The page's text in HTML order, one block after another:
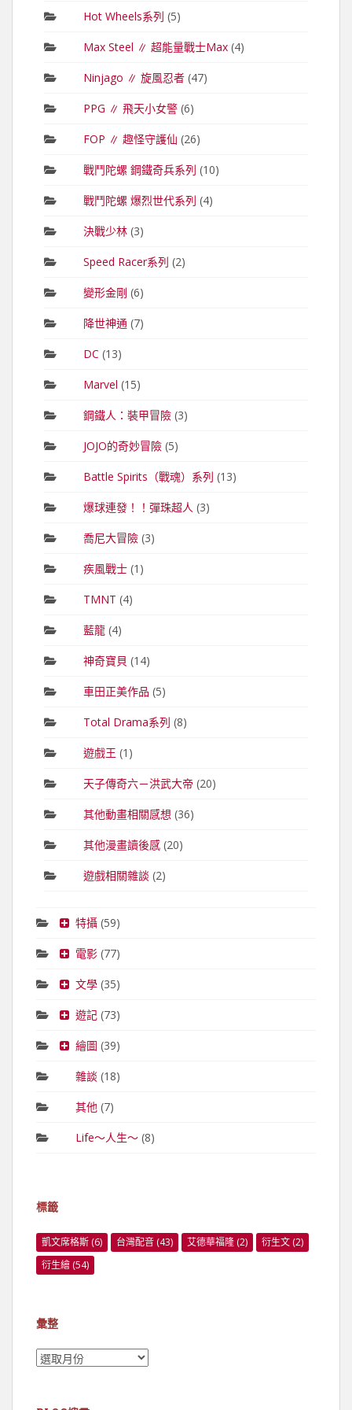
Hot Wheels系列 (5)
Max Steel ∥ 超能量戰士Max(4)
Ninjago ∥ 旋風忍者(47)
PPG ∥ 飛天小女警(6)
FOP ∥ 趣怪守護仙 (26)
戰鬥陀螺 鋼鐵奇兵系列 (10)
戰鬥陀螺 爆烈世代系列 (4)
決戰少林(3)
Speed Racer系列 (2)
變形金剛 (6)
降世神通 (7)
DC (13)
Marvel (15)
鋼鐵人：裝甲冒險(3)
JOJO的奇妙冒險(5)
Battle Spirits（戰魂）系列 (13)
爆球連發！！彈珠超人 (3)
喬尼大冒險(3)
疾風戰士(1)
TMNT (4)
藍龍(4)
神奇寶貝 (14)
車田正美作品 (5)
Total Drama系列 (8)
遊戲王 (1)
天子傳奇六－洪武大帝 (20)
其他動畫相關感想 (36)
其他漫畫讀後感(20)
遊戲相關雜談 (2)
特攝(59)
電影(77)
文學(35)
遊記(73)
繪圖 (39)
雜談 (18)
其他(7)
Life～人生～(8)
標籤
凱文席格斯 (6) 台灣配音 (43) 艾德華福隆 (2) 衍生文 (2)
衍生繪 (54)
彙整
彙